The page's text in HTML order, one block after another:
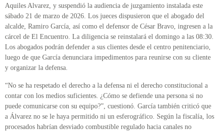
Aquiles Alvarez, y suspendió la audiencia de juzgamiento instalada este
sábado 21 de marzo de 2026. Los jueces dispusieron que el abogado del
alcalde, Ramiro García, así como el defensor de César Bravo, ingresen a la
cárcel de El Encuentro. La diligencia se reinstalará el domingo a las 08:30.
Los abogados podrán defender a sus clientes desde el centro penitenciario,
luego de que García denunciara impedimentos para reunirse con su cliente
y organizar la defensa.
“No se ha respetado el derecho a la defensa ni el derecho constitucional a
contar con los medios suficientes. ¿Cómo se defiende una persona si no
puede comunicarse con su equipo?”, cuestionó. García también criticó que
a Álvarez no se le haya permitido ni un esferográfico. Según la fiscalía, los
procesados habrían desviado combustible regulado hacia canales no